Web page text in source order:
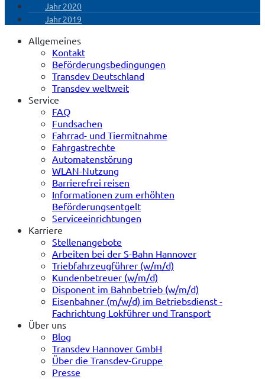
Jahr 2020
Jahr 2019
Allgemeines
Kontakt
Beförderungsbedingungen
Transdev Deutschland
Transdev weltweit
Service
FAQ
Fundsachen
Fahrrad- und Tiermitnahme
Fahrgastrechte
Automatenstörung
WLAN-Nutzung
Barrierefrei reisen
Informationen zum erhöhten
Beförderungsentgelt
Serviceeinrichtungen
Karriere
Stellenangebote
Arbeiten bei der S-Bahn Hannover
Triebfahrzeugführer (w/m/d)
Kundenbetreuer (w/m/d)
Disponent im Bahnbetrieb (w/m/d)
Eisenbahner (m/w/d) im Betriebsdienst -
Fachrichtung Lokführer und Transport
Über uns
Blog
Transdev Hannover GmbH
Über die Transdev-Gruppe
Presse